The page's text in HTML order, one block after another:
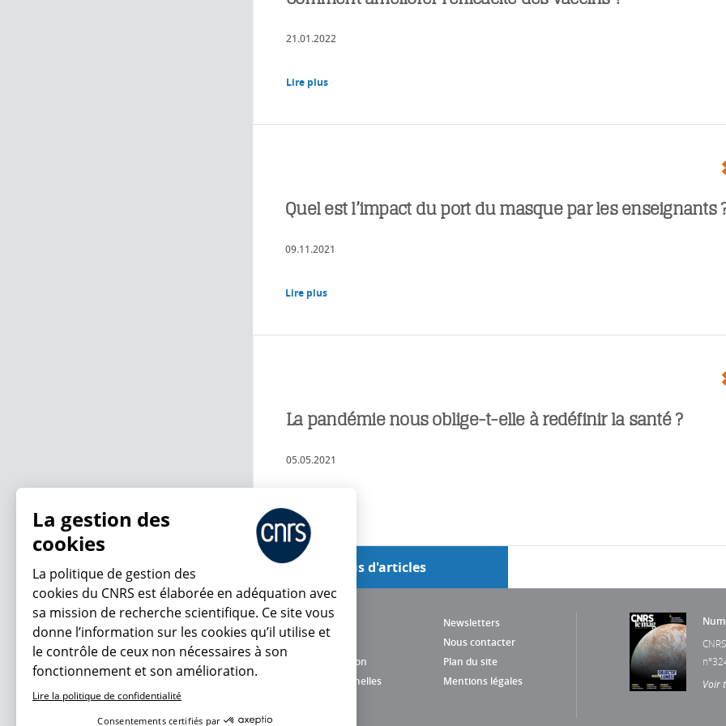
21.01.2022
Lire plus
Quel est l’impact du port du masque par les enseignants
09.11.2021
Lire plus
La pandémie nous oblige-t-elle à redéfinir la santé ?
05.05.2021
Voir plus d'articles
Newsletters
Nous contacter
Charte d'utilisation
Plan du site
Données personnelles
Mentions légales
Voir
La gestion des
cookies
La politique de gestion des
cookies du CNRS est élaborée en adéquation avec
sa mission de recherche scientifique. Ce site vous
donne l’information sur les cookies qu’il utilise et
le contrôle de ceux non nécessaires à son
fonctionnement et son amélioration.
Lire la politique de confidentialité
Consentements certifiés par